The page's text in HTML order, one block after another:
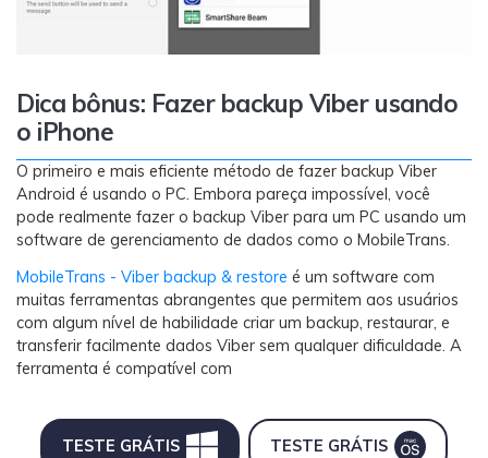
Dica bônus: Fazer backup Viber usando
o iPhone
O primeiro e mais eficiente método de fazer backup Viber
Android é usando o PC. Embora pareça impossível, você
pode realmente fazer o backup Viber para um PC usando um
software de gerenciamento de dados como o MobileTrans.
MobileTrans - Viber backup & restore é um software com
muitas ferramentas abrangentes que permitem aos usuários
com algum nível de habilidade criar um backup, restaurar, e
transferir facilmente dados Viber sem qualquer dificuldade. A
ferramenta é compatível com
TESTE GRÁTIS TESTE GRÁTIS